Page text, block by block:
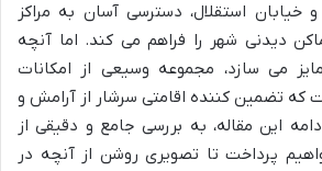
خیابان استقلال، دسترسی آسان به مراکز
دیدنی شهر را فراهم می کند. اما آنچه
می سازد، مجموعه وسیعی از امکانات
که تضمین کننده اقامتی سرشار از آرامش و
این مقاله، به بررسی جامع و دقیقی از
پرداخت تا تصویری روشن از آنچه در